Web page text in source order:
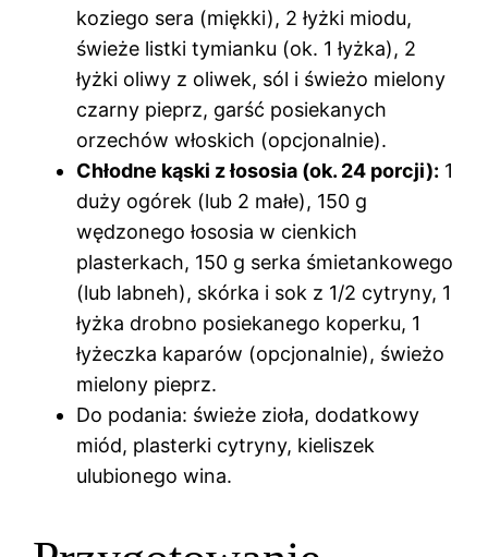
koziego sera (miękki), 2 łyżki miodu,
świeże listki tymianku (ok. 1 łyżka), 2
łyżki oliwy z oliwek, sól i świeżo mielony
czarny pieprz, garść posiekanych
orzechów włoskich (opcjonalnie).
Chłodne kąski z łososia (ok. 24 porcji): 1
duży ogórek (lub 2 małe), 150 g
wędzonego łososia w cienkich
plasterkach, 150 g serka śmietankowego
(lub labneh), skórka i sok z 1/2 cytryny, 1
łyżka drobno posiekanego koperku, 1
łyżeczka kaparów (opcjonalnie), świeżo
mielony pieprz.
Do podania: świeże zioła, dodatkowy
miód, plasterki cytryny, kieliszek
ulubionego wina.